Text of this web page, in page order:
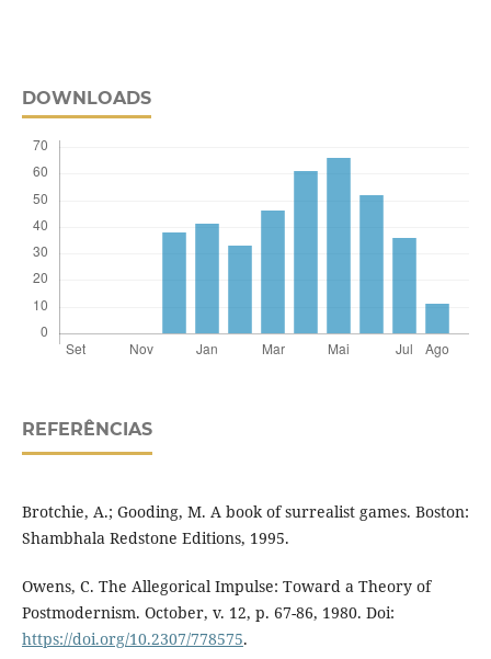
DOWNLOADS
REFERÊNCIAS
Brotchie, A.; Gooding, M. A book of surrealist games. Boston:
Shambhala Redstone Editions, 1995.
Owens, C. The Allegorical Impulse: Toward a Theory of
Postmodernism. October, v. 12, p. 67-86, 1980. Doi:
https://doi.org/10.2307/778575.